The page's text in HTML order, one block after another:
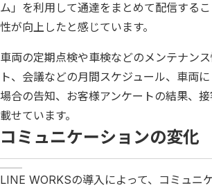
ム」を利用して通達をまとめて配信する
性が向上したと感じています。
車両の定期点検や車検などのメンテナン
ト、会議などの月間スケジュール、車両
場合の告知、お客様アンケートの結果、
載せています。
コミュニケーションの変化
LINE WORKSの導入によって、コミュニ